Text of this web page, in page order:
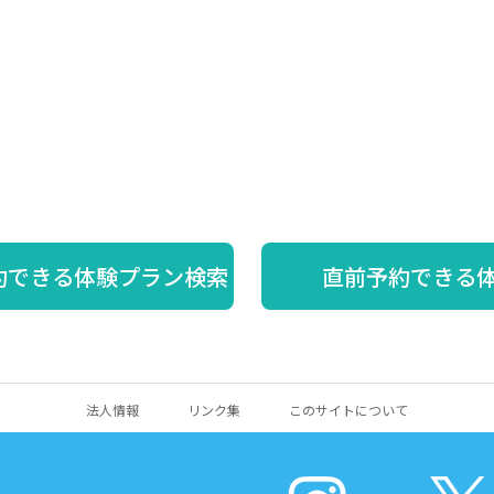
きる体験プラン検索 直前予約できる
法人情報 リンク集 このサイトについて